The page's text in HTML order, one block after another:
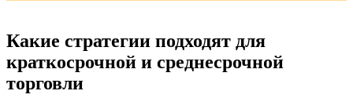
Какие стратегии подходят для
краткосрочной и среднесрочной
торговли